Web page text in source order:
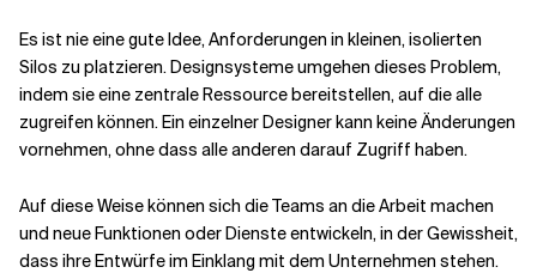
Es ist nie eine gute Idee, Anforderungen in kleinen, isolierten
Silos zu platzieren. Designsysteme umgehen dieses Problem,
indem sie eine zentrale Ressource bereitstellen, auf die alle
zugreifen können. Ein einzelner Designer kann keine Änderungen
vornehmen, ohne dass alle anderen darauf Zugriff haben.
Auf diese Weise können sich die Teams an die Arbeit machen
und neue Funktionen oder Dienste entwickeln, in der Gewissheit,
dass ihre Entwürfe im Einklang mit dem Unternehmen stehen.